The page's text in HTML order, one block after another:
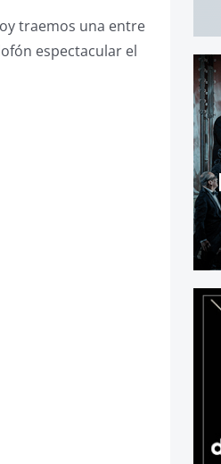
traemos una entre
espectacular el